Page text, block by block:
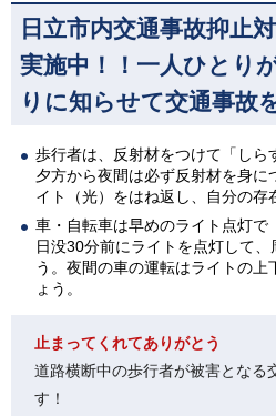
日立市内交通事故抑止
実施中！！ 一人ひとり
りに知らせて交通事故
歩行者は、反射材をつけて「しら
夕方から夜間は必ず反射材を身に
イト（光）をはね返し、自分の存
車・自転車は早めのライト点灯で
日没30分前にライトを点灯して
う。夜間の車の運転はライトの上
ょう。
止まってくれてありがとう
道路横断中の歩行者が被害となる
す！